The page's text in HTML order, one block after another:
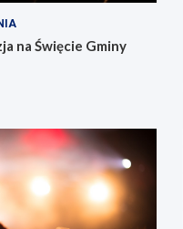
na Święcie Gminy